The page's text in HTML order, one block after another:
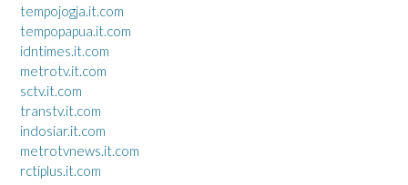
tempojogja.it.com
tempopapua.it.com
idntimes.it.com
metrotv.it.com
sctv.it.com
transtv.it.com
indosiar.it.com
metrotvnews.it.com
rctiplus.it.com